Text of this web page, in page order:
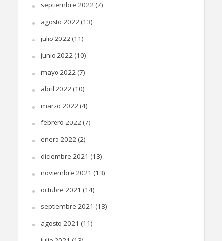
septiembre 2022(7)
agosto 2022(13)
julio 2022(11)
junio 2022(10)
mayo 2022(7)
abril 2022(10)
marzo 2022(4)
febrero 2022(7)
enero 2022(2)
diciembre 2021 (13)
noviembre 2021 (13)
octubre 2021 (14)
septiembre 2021 (18)
agosto 2021 (11)